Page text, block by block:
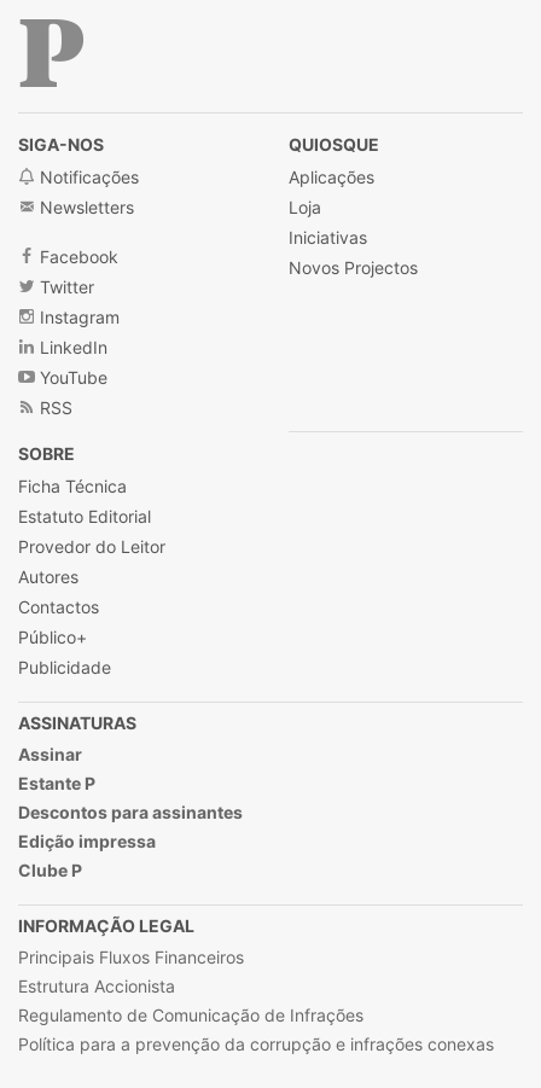
SIGA-NOS
Notificações
Newsletters
Facebook
Twitter
Instagram
LinkedIn
YouTube
RSS
QUIOSQUE
Aplicações
Loja
Iniciativas
Novos Projectos
SOBRE
Ficha Técnica
Estatuto Editorial
Provedor do Leitor
Autores
Contactos
Público+
Publicidade
ASSINATURAS
Assinar
Estante P
Descontos para assinantes
Edição impressa
Clube P
INFORMAÇÃO LEGAL
Principais Fluxos Financeiros
Estrutura Accionista
Regulamento de Comunicação de Infrações
Política para a prevenção da corrupção e infrações conexas